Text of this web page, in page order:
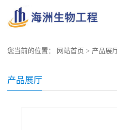
您当前的位置：网站首页>产品展
原料价格 现货秒发 57583-35-4